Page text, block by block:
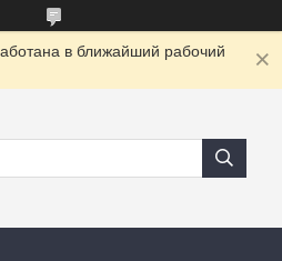
в ближайший рабочий